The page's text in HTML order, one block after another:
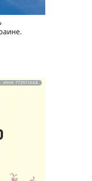
772511448.